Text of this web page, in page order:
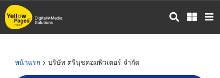
ข้าม
ไป
หน้าแรก > บริษัท ตรีนุชคอมพิวเตอร์ จำกัด